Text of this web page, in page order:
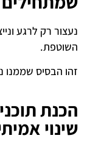
נעצור רק לרגע
השוטפת.
זהו הבסיס שממנו
הכנת
שינוי